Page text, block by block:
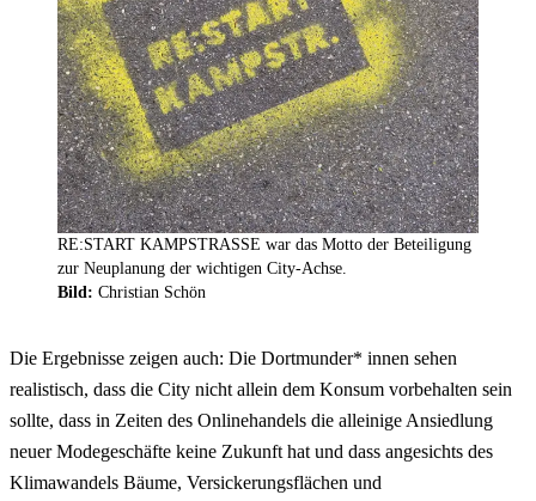
RE:START KAMPSTRASSE war das Motto der Beteiligung
zur Neuplanung der wichtigen City-Achse.
Bild: Christian Schön
Die Ergebnisse zeigen auch: Die Dortmunder* innen sehen
realistisch, dass die City nicht allein dem Konsum vorbehalten sein
sollte, dass in Zeiten des Onlinehandels die alleinige Ansiedlung
neuer Modegeschäfte keine Zukunft hat und dass angesichts des
Klimawandels Bäume, Versickerungsflächen und